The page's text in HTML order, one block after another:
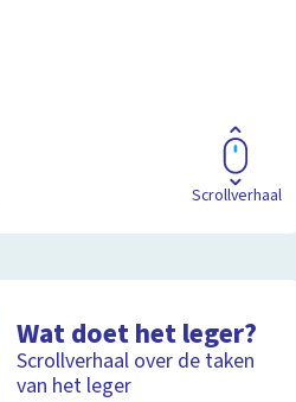
Scrollverhaal
Wat doet het leger?
Scrollverhaal over de taken
van het leger